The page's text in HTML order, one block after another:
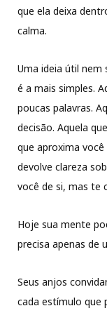
que ela deixa
calma.
Uma ideia útil nem
é a mais simples.
poucas palavras.
decisão. Aquela
que aproxima
devolve clareza
você de si, mas te
Hoje sua mente
precisa apenas de
Seus anjos
cada estímulo que